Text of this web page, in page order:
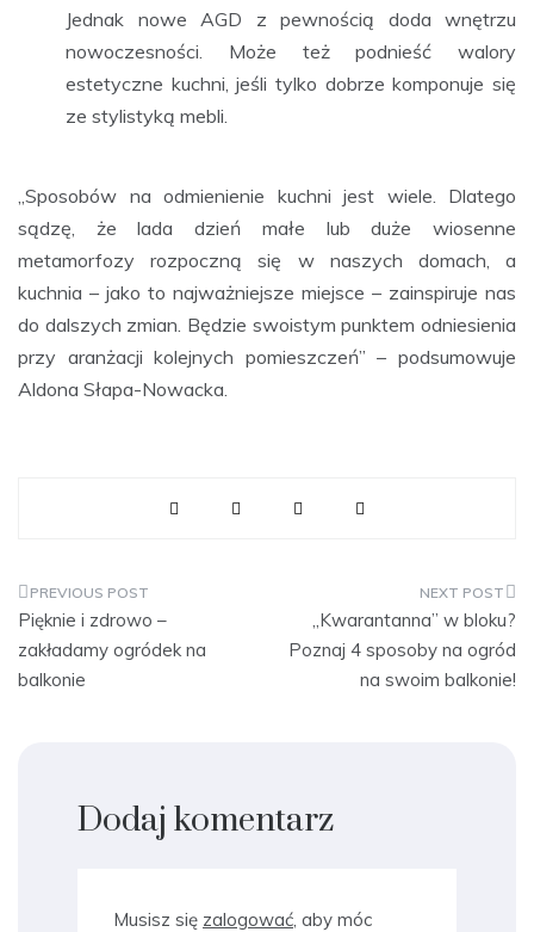
Jednak nowe AGD z pewnością doda wnętrzu
nowoczesności. Może też podnieść walory
estetyczne kuchni, jeśli tylko dobrze komponuje się
ze stylistyką mebli.
„Sposobów na odmienienie kuchni jest wiele. Dlatego
sądzę, że lada dzień małe lub duże wiosenne
metamorfozy rozpoczną się w naszych domach, a
kuchnia – jako to najważniejsze miejsce – zainspiruje nas
do dalszych zmian. Będzie swoistym punktem odniesienia
przy aranżacji kolejnych pomieszczeń” – podsumowuje
Aldona Słapa-Nowacka.
Nawigacja
wpisu
Pięknie i zdrowo –
zakładamy ogródek na
balkonie
„Kwarantanna” w bloku?
Poznaj 4 sposoby na ogród
na swoim balkonie!
Dodaj komentarz
Musisz się zalogować, aby móc